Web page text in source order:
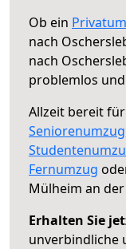
Ob ein
nach
nach
problemlos
Allzeit bereit
Seniorenumzug
Fernumzug
Mülheim an
Erhalten Sie
unverbindliche